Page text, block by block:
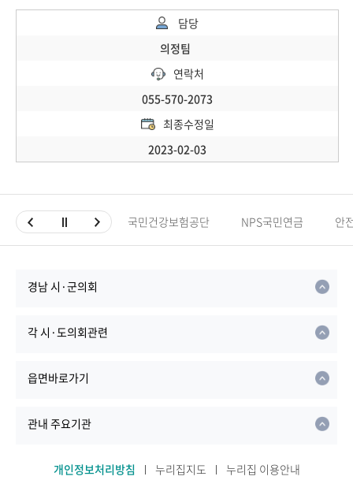
담당
의정팀
연락처
055-570-2073
최종수정일
2023-02-03
국민건강보험공단 NPS국민연금 안
경남 시·군의회
각 시·도의회관련
읍면바로가기
관내 주요기관
개인정보처리방침 누리집지도
누리집 이용안내